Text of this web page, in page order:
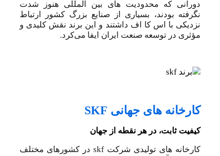
دورانی که محدودیت های بین المللی هنوز شدت
نگرفته بودند، بسیاری از صنایع بزرگ کشور ارتباط
نزدیکی با اس کا اف داشتند و این برند نقش کلیدی و
مؤثری در توسعه صنعت ایران ایفا می‌کرد.
کارخانه های جهانی SKF
کیفیت ثابت، در هر نقطه از جهان
کارخانه های تولیدی شرکت skf در کشورهای مختلف